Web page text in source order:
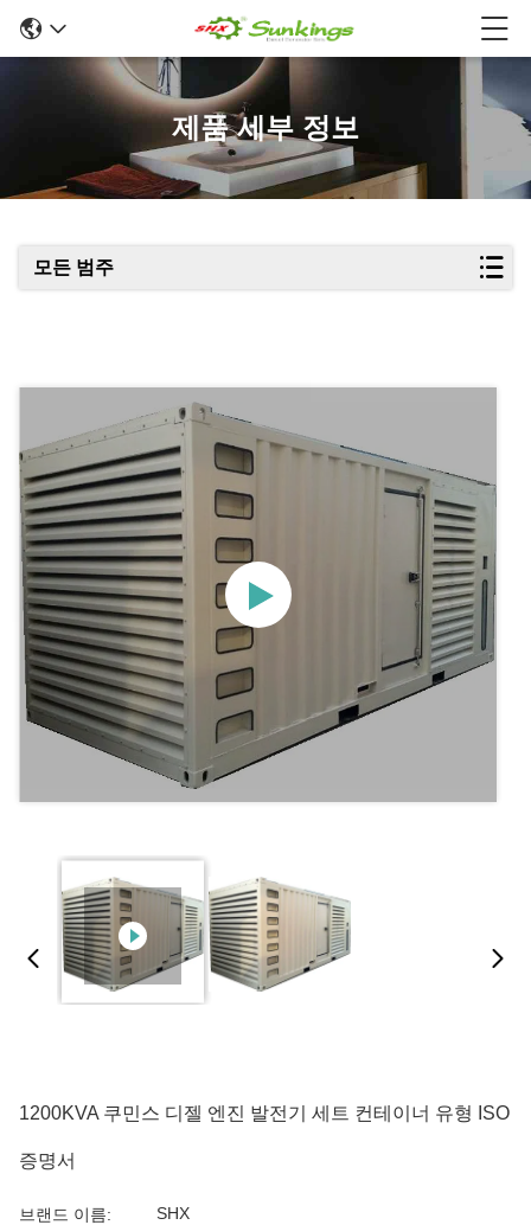
제품 세부 정보
모든 범주
1200KVA 쿠민스 디젤 엔진 발전기 세트 컨테이너 유형 ISO
증명서
브랜드 이름: SHX